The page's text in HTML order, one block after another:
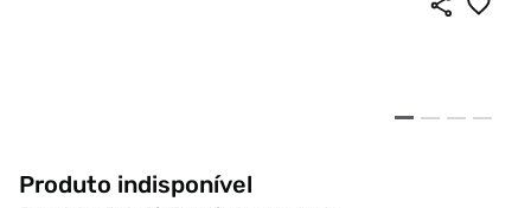
Produto indisponível